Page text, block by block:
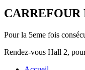
CARREFOUR
Pour la 5eme fois
Rendez-vous Hall 2,